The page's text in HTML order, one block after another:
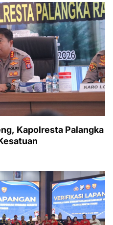
Kapolresta Palangka